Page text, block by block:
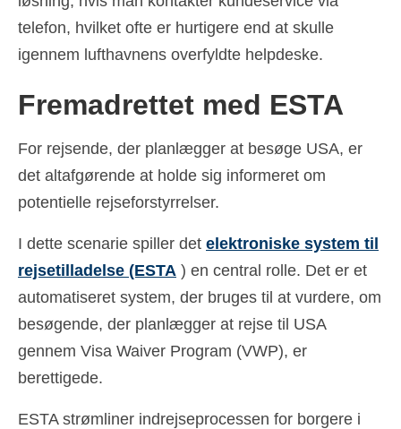
telefon, hvilket ofte er hurtigere end at skulle
igennem lufthavnens overfyldte helpdeske.
Fremadrettet med ESTA
For rejsende, der planlægger at besøge USA, er
det altafgørende at holde sig informeret om
potentielle rejseforstyrrelser.
I dette scenarie spiller det elektroniske system til
rejsetilladelse (ESTA ) en central rolle. Det er et
automatiseret system, der bruges til at vurdere, om
besøgende, der planlægger at rejse til USA
gennem Visa Waiver Program (VWP), er
berettigede.
ESTA strømliner indrejseprocessen for borgere i